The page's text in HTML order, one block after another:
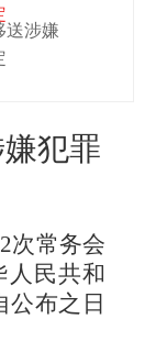
送涉嫌
犯罪
次常务会
民共和
布之日